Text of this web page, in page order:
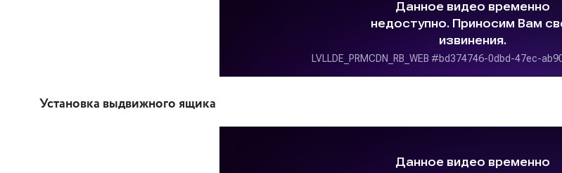
Установка выдвижного ящика